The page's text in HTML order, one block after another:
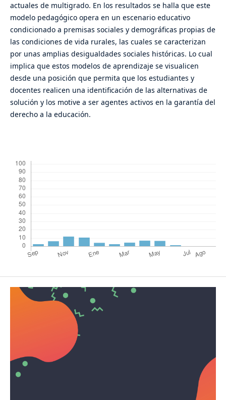
actuales de multigrado. En los resultados se halla que este
modelo pedagógico opera en un escenario educativo
condicionado a premisas sociales y demográficas propias de
las condiciones de vida rurales, las cuales se caracterizan
por unas amplias desigualdades sociales históricas. Lo cual
implica que estos modelos de aprendizaje se visualicen
desde una posición que permita que los estudiantes y
docentes realicen una identificación de las alternativas de
solución y los motive a ser agentes activos en la garantía del
derecho a la educación.